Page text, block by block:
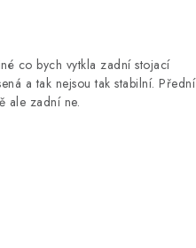
co bych vytkla zadní stojací
a tak nejsou tak stabilní. Přední
ale zadní ne.